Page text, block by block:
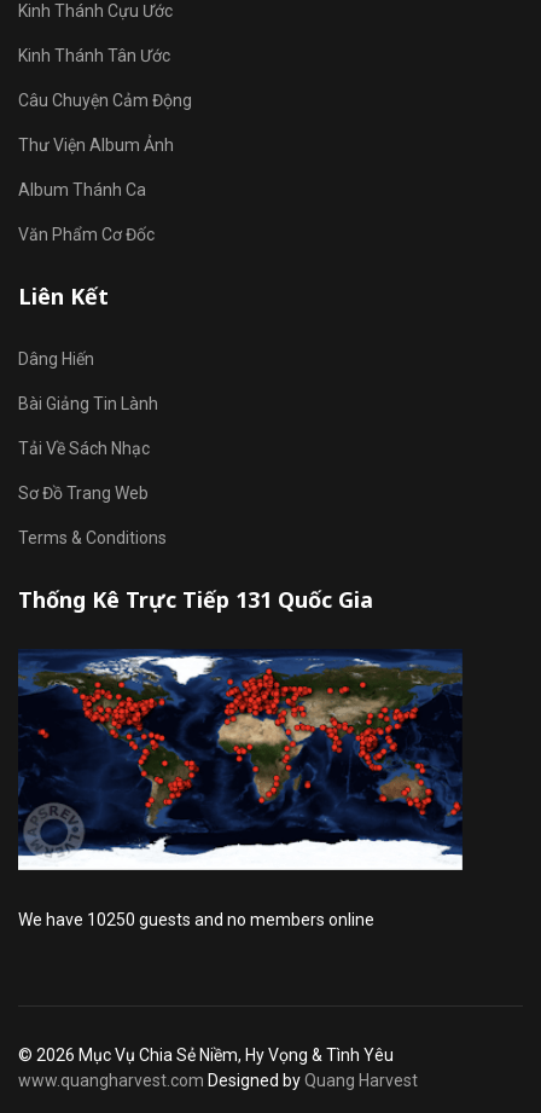
Kinh Thánh Cựu Ước
Kinh Thánh Tân Ước
Câu Chuyện Cảm Động
Thư Viện Album Ảnh
Album Thánh Ca
Văn Phẩm Cơ Đốc
Liên Kết
Dâng Hiến
Bài Giảng Tin Lành
Tải Về Sách Nhạc
Sơ Đồ Trang Web
Terms & Conditions
Thống Kê Trực Tiếp 131 Quốc Gia
We have 10250 guests and no members online
© 2026 Mục Vụ Chia Sẻ Niềm, Hy Vọng & Tình Yêu
www.quangharvest.com Designed byQuang Harvest